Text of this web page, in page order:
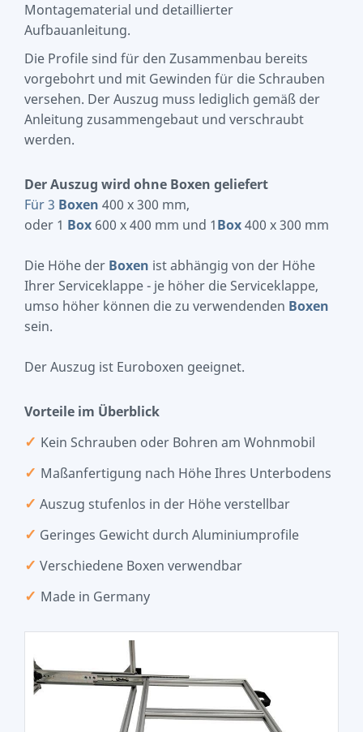
Montagematerial und detaillierter
Aufbauanleitung.
Die Profile sind für den Zusammenbau bereits
vorgebohrt und mit Gewinden für die Schrauben
versehen. Der Auszug muss lediglich gemäß der
Anleitung zusammengebaut und verschraubt
werden.
Der Auszug wird ohne Boxen geliefert
Für 3 Boxen 400 x 300 mm,
oder 1 Box 600 x 400 mm und 1Box400 x 300 mm
Die Höhe der Boxen ist abhängig von der Höhe
Ihrer Serviceklappe - je höher die Serviceklappe,
umso höher können die zu verwendenden Boxen
sein.
Der Auszug ist Euroboxen geeignet.
Vorteile im Überblick
✓ Kein Schrauben oder Bohren am Wohnmobil
✓ Maßanfertigung nach Höhe Ihres Unterbodens
✓ Auszug stufenlos in der Höhe verstellbar
✓ Geringes Gewicht durch Aluminiumprofile
✓ Verschiedene Boxen verwendbar
✓ Made in Germany